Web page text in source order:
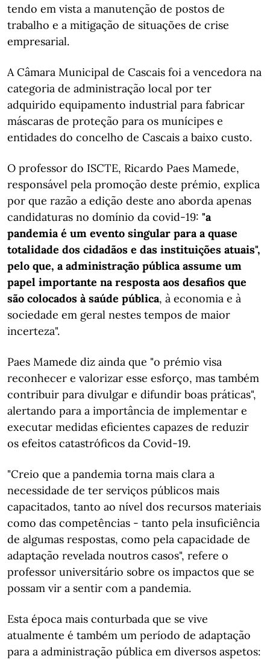
tendo em vista a manutenção de postos de
trabalho e a mitigação de situações de crise
empresarial.
A Câmara Municipal de Cascais foi a vencedora na
categoria de administração local por ter
adquirido equipamento industrial para fabricar
máscaras de proteção para os munícipes e
entidades do concelho de Cascais a baixo custo.
O professor do ISCTE, Ricardo Paes Mamede,
responsável pela promoção deste prémio, explica
por que razão a edição deste ano aborda apenas
candidaturas no domínio da covid-19: "a
pandemia é um evento singular para a quase
totalidade dos cidadãos e das instituições atuais",
pelo que, a administração pública assume um
papel importante na resposta aos desafios que
são colocados à saúde pública, à economia e à
sociedade em geral nestes tempos de maior
incerteza".
Paes Mamede diz ainda que "o prémio visa
reconhecer e valorizar esse esforço, mas também
contribuir para divulgar e difundir boas práticas",
alertando para a importância de implementar e
executar medidas eficientes capazes de reduzir
os efeitos catastróficos da Covid-19.
"Creio que a pandemia torna mais clara a
necessidade de ter serviços públicos mais
capacitados, tanto ao nível dos recursos materiais
como das competências - tanto pela insuficiência
de algumas respostas, como pela capacidade de
adaptação revelada noutros casos", refere o
professor universitário sobre os impactos que se
possam vir a sentir com a pandemia.
Esta época mais conturbada que se vive
atualmente é também um período de adaptação
para a administração pública em diversos aspetos: